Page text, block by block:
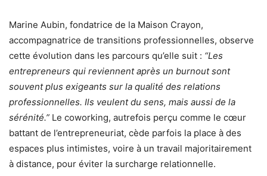
Marine Aubin, fondatrice de la Maison Crayon,
accompagnatrice de transitions professionnelles, observe
cette évolution dans les parcours qu’elle suit : “Les
entrepreneurs qui reviennent après un burnout sont
souvent plus exigeants sur la qualité des relations
professionnelles. Ils veulent du sens, mais aussi de la
sérénité.” Le coworking, autrefois perçu comme le cœur
battant de l’entrepreneuriat, cède parfois la place à des
espaces plus intimistes, voire à un travail majoritairement
à distance, pour éviter la surcharge relationnelle.